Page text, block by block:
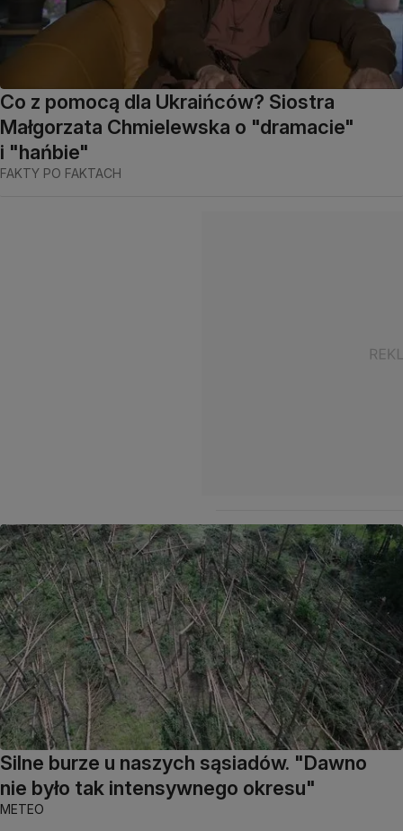
Co z pomocą dla Ukraińców? Siostra
Małgorzata Chmielewska o "dramacie"
i "hańbie"
FAKTY PO FAKTACH
Silne burze u naszych sąsiadów. "Dawno
nie było tak intensywnego okresu"
METEO